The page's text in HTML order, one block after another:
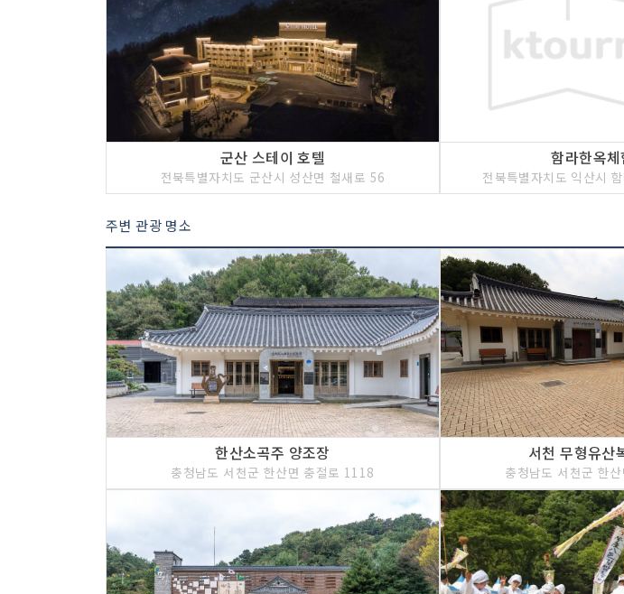
군산 스테이 호텔
전북특별자치도 군산시 성산면 철새로 56
함라한옥체
전북특별자치도 익산시
주변 관광 명소
한산소곡주 양조장
충청남도 서천군 한산면 충절로 1118
서천 무형유산
충청남도 서천군 한